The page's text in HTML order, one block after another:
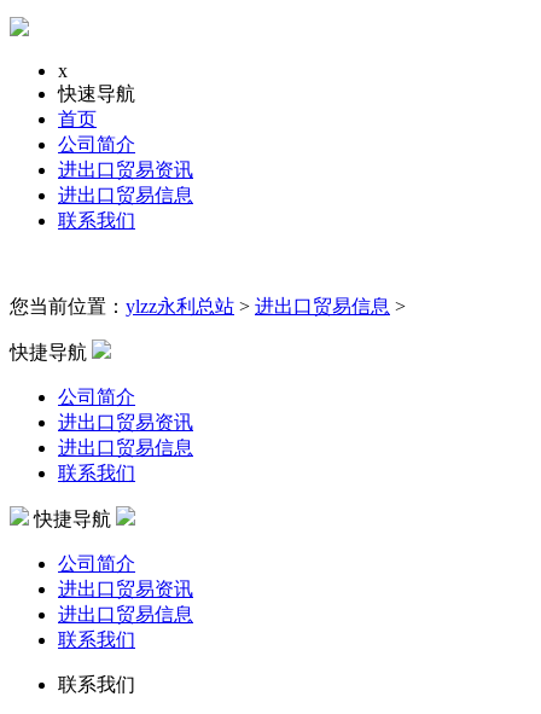
x
快速导航
首页
公司简介
进出口贸易资讯
进出口贸易信息
联系我们
您当前位置： ylzz永利总站 > 进出口贸易信息 >
快捷导航
公司简介
进出口贸易资讯
进出口贸易信息
联系我们
快捷导航
公司简介
进出口贸易资讯
进出口贸易信息
联系我们
联系我们